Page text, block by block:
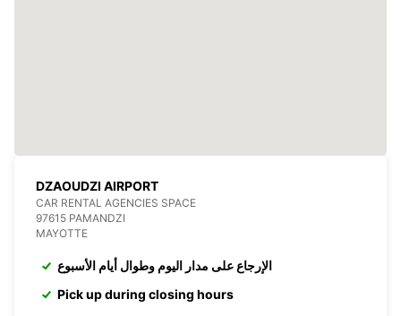
DZAOUDZI AIRPORT
CAR RENTAL AGENCIES SPACE
97615 PAMANDZI
MAYOTTE
الإرجاع على مدار اليوم وطوال أيام الأسبوع
Pick up during closing hours